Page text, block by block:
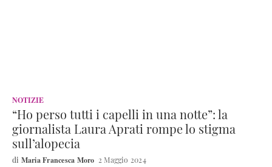
NOTIZIE
“Ho perso tutti i capelli in una notte”: la
giornalista Laura Aprati rompe lo stigma
sull’alopecia
Maria Francesca Moro 2 Maggio 2024